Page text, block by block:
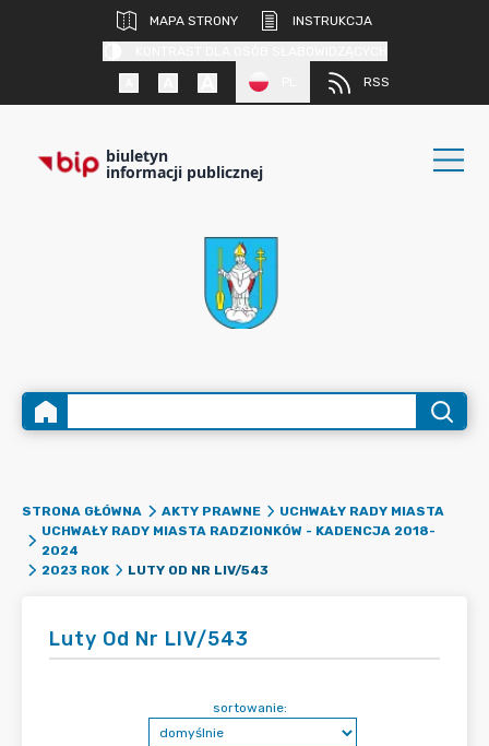
MAPA STRONY
INSTRUKCJA
RSS
biuletyn
informacji publicznej
STRONA GŁÓWNA AKTY PRAWNE
UCHWAŁY RADY MIASTA
UCHWAŁY RADY MIASTA RADZIONKÓW - KADENCJA 2018-
2024
2023 ROK
LUTY OD NR LIV/543
Luty Od Nr LIV/543
sortowanie: